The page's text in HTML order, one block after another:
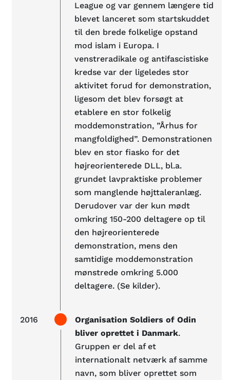
League og var gennem længere tid
blevet lanceret som startskuddet
til den brede folkelige opstand
mod islam i Europa. I
venstreradikale og antifascistiske
kredse var der ligeledes stor
aktivitet forud for demonstration,
ligesom det blev forsøgt at
etablere en stor folkelig
moddemonstration, ”Århus for
mangfoldighed”. Demonstrationen
blev en stor fiasko for det
højreorienterede DLL, bl.a.
grundet lavpraktiske problemer
som manglende højttaleranlæg.
Derudover var der kun mødt
omkring 150-200 deltagere op til
den højreorienterede
demonstration, mens den
samtidige moddemonstration
mønstrede omkring 5.000
deltagere. (Se kilder).
2016
Organisation Soldiers of Odin
bliver oprettet i Danmark.
Gruppen er del af et
internationalt netværk af samme
navn, som bliver oprettet som